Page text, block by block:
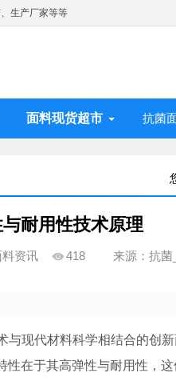
生产厂家等等
面料现货超市 抗菌
耐用性技术原理
资讯 418 来源：抗菌
现代材料科学相结合的创
在于其高弹性与耐用性，